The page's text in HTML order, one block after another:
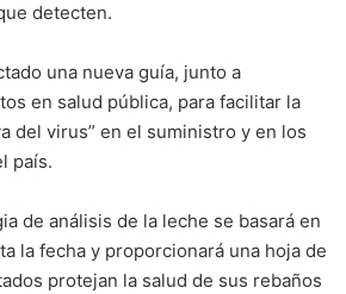
detecten.
una nueva guía, junto a
en salud pública, para facilitar la
del virus” en el suministro y en los
país.
de análisis de la leche se basará en
la fecha y proporcionará una hoja de
protejan la salud de sus rebaños